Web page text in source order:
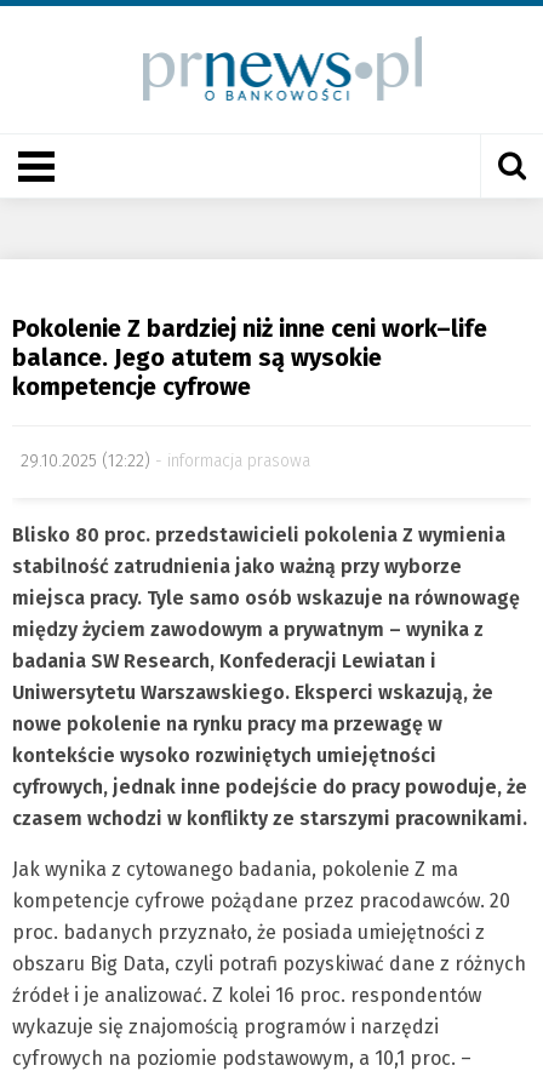
Pokolenie Z bardziej niż inne ceni work–life
balance. Jego atutem są wysokie
kompetencje cyfrowe
29.10.2025 (12:22) informacja prasowa
Blisko 80 proc. przedstawicieli pokolenia Z wymienia
stabilność zatrudnienia jako ważną przy wyborze
miejsca pracy. Tyle samo osób wskazuje na równowagę
między życiem zawodowym a prywatnym – wynika z
badania SW Research, Konfederacji Lewiatan i
Uniwersytetu Warszawskiego. Eksperci wskazują, że
nowe pokolenie na rynku pracy ma przewagę w
kontekście wysoko rozwiniętych umiejętności
cyfrowych, jednak inne podejście do pracy powoduje, że
czasem wchodzi w konflikty ze starszymi pracownikami.
Jak wynika z cytowanego badania, pokolenie Z ma
kompetencje cyfrowe pożądane przez pracodawców. 20
proc. badanych przyznało, że posiada umiejętności z
obszaru Big Data, czyli potrafi pozyskiwać dane z różnych
źródeł i je analizować. Z kolei 16 proc. respondentów
wykazuje się znajomością programów i narzędzi
cyfrowych na poziomie podstawowym, a 10,1 proc. –